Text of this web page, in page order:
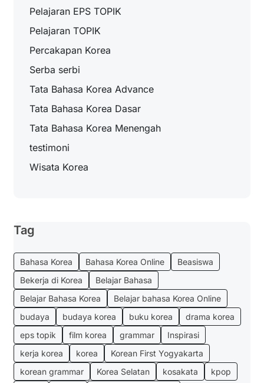
Pelajaran EPS TOPIK
Pelajaran TOPIK
Percakapan Korea
Serba serbi
Tata Bahasa Korea Advance
Tata Bahasa Korea Dasar
Tata Bahasa Korea Menengah
testimoni
Wisata Korea
Tag
Bahasa Korea Bahasa Korea Online
Beasiswa
Bekerja di Korea
Belajar Bahasa
Belajar Bahasa Korea
Belajar bahasa Korea Online
budaya
budaya korea buku korea
drama korea
eps topik
film korea grammar
Inspirasi
kerja korea
korea
Korean First Yogyakarta
korean grammar
Korea Selatan kosakata
kpop